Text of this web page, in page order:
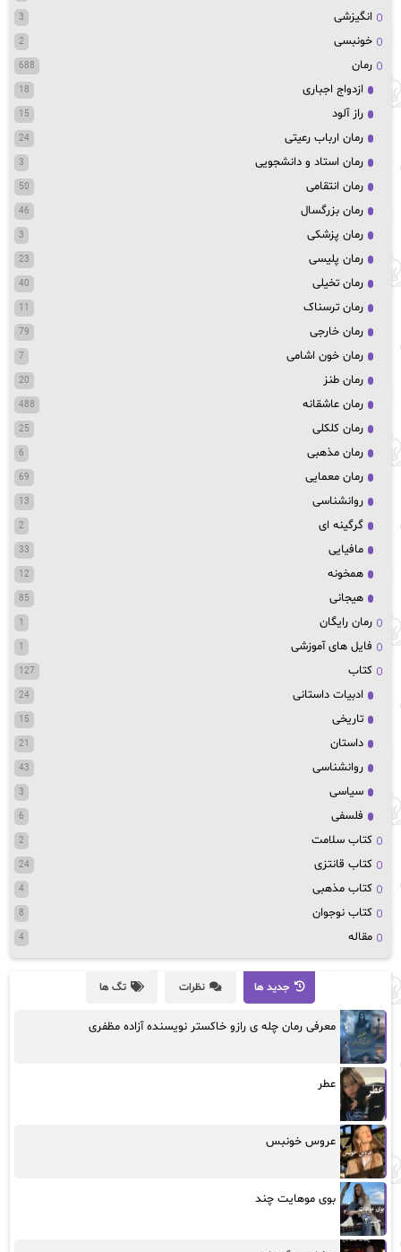
انگیزشی
3
خونبسی 2
رمان 688
ازدواج اجباری 18
راز آلود 15
رمان ارباب رعیتی 24
رمان استاد و دانشجویی 3
رمان انتقامی 50
رمان بزرگسال 46
رمان پزشکی 3
رمان پلیسی 23
رمان تخیلی 40
رمان ترسناک 11
رمان خارجی 79
رمان خون اشامی 7
رمان طنز 20
رمان عاشقانه 488
رمان کلکلی 25
رمان مذهبی 6
رمان معمایی 69
روانشناسی 13
گرگینه ای 2
مافیایی 33
همخونه 12
هیجانی 85
رمان رایگان 1
فایل های آموزشی 1
کتاب 127
ادبیات داستانی 24
تاریخی 15
داستان 21
روانشناسی 43
سیاسی 3
فلسفی 6
کتاب سلامت 2
کتاب قانتزی 24
کتاب مذهبی 4
کتاب نوجوان 8
مقاله 4
جدید ها نظرات تگ ها
معرفی رمان چله ی رازو خاکستر نویسنده آزاده مظفری
عطر
عروس خونبس
بوی موهایت چند